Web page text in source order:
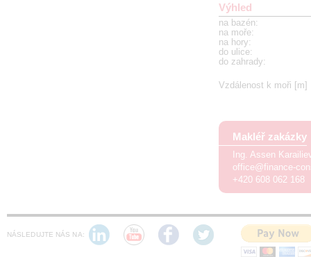
Výhled
na bazén:
na moře:
na hory:
do ulice:
do zahrady:
Vzdálenost k moři [m]
Makléř zakázky
Ing. Assen
office@finance-
+420 608 062 168
NÁSLEDUJTE NÁS NA: